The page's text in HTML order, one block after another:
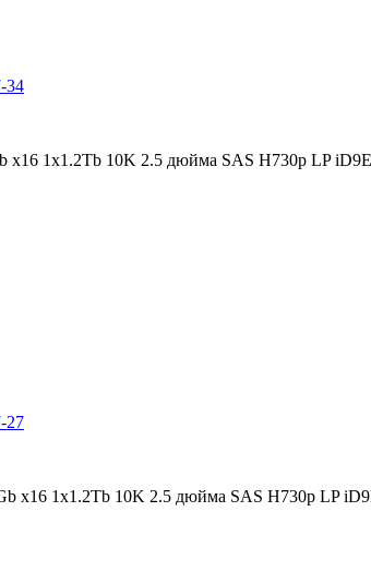
x16 1x1.2Tb 10K 2.5 дюйма SAS H730p LP
x16 1x1.2Tb 10K 2.5 дюйма SAS H730p LP